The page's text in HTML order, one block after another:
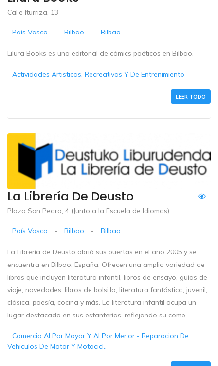
Calle Iturriza, 13
País Vasco - Bilbao - Bilbao
Lilura Books es una editorial de cómics poéticos en Bilbao.
Actividades Artisticas, Recreativas Y De Entrenimiento
LEER TODO
La Librería De Deusto
Plaza San Pedro, 4 (Junto a la Escuela de Idiomas)
País Vasco - Bilbao - Bilbao
La Librería de Deusto abrió sus puertas en el año 2005 y se
encuentra en Bilbao, España. Ofrecen una amplia variedad de
libros que incluyen literatura infantil, libros de ensayo, guías de
viaje, novedades, libros de bolsillo, literatura fantástica, juvenil,
clásica, poesía, cocina y más. La literatura infantil ocupa un
lugar destacado en sus estanterías, reflejando su comp...
Comercio Al Por Mayor Y Al Por Menor - Reparacion De
Vehiculos De Motor Y Motocicl..